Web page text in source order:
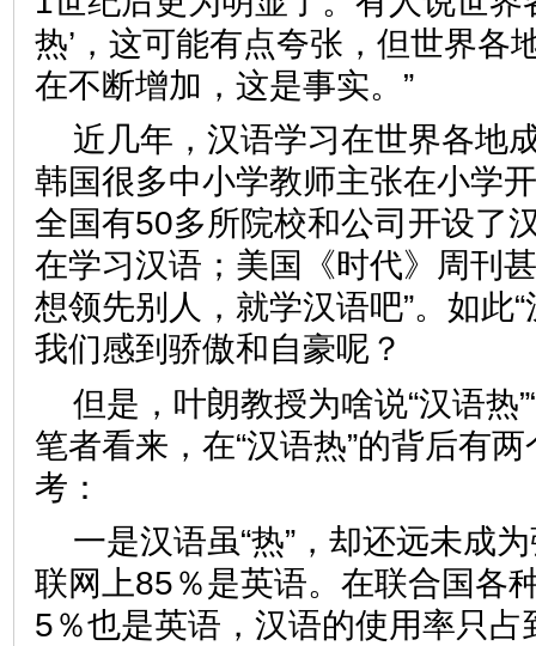
热’，这可能有点夸张，但世界各
在不断增加，这是事实。”
近几年，汉语学习在世界各地
韩国很多中小学教师主张在小学
全国有50多所院校和公司开设了
在学习汉语；美国《时代》周刊
想领先别人，就学汉语吧”。如此
我们感到骄傲和自豪呢？
但是，叶朗教授为啥说“汉语热
笔者看来，在“汉语热”的背后有
考：
一是汉语虽“热”，却还远未成
联网上85％是英语。在联合国各
5％也是英语，汉语的使用率只